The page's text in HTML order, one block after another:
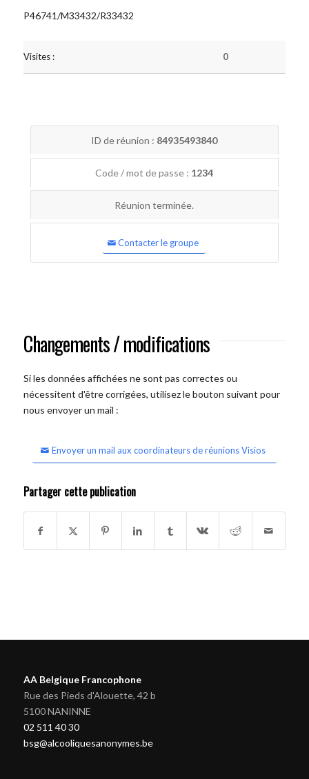
P46741/M33432/R33432
Visites : 0
ID de réunion : 84935493840
Code / mot de passe : 1234
Réunion terminée.
Contacter le groupe
Changements / modifications
Si les données affichées ne sont pas correctes ou
nécessitent d'être corrigées, utilisez le bouton suivant pour
nous envoyer un mail :
Envoyer un mail aux coordinateurs de réunions Visios
Partager cette publication
AA Belgique Francophone
Rue des Pieds d'Alouette, 42 b
5100 NANINNE
02 511 40 30
bsg@alcooliquesanonymes.be